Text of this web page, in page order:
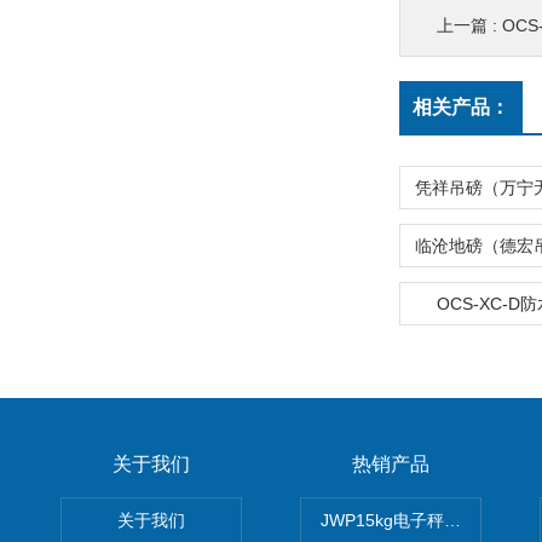
上一篇 :
相关产品：
OCS-XC-D防
关于我们
关于我们
热销产品
JWP15kg电子秤价格,15公